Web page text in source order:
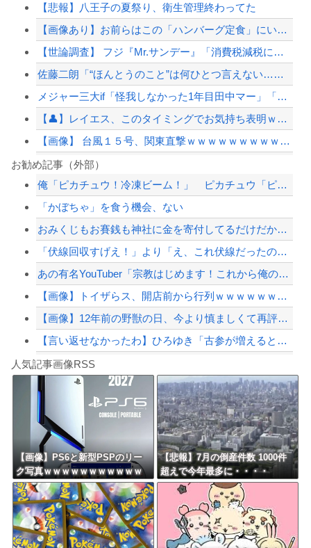
【悲報】八王子の夏祭り、衛生管理終わってた
【画像あり】お前らはこの「ハンバーグ定食」にいくら払える？
【世論調査】 フジ『Mr.サンデー』「消費税減税に反対が58％で賛成を上回る！」...
佐藤二朗「“ほんとうのこと”は何ひとつ言えない…」意味深投稿に憶測殺到
メジャー三大if「怪我しなかった1年目田中マー」「怪我しなかった1年目村上」
【👤】レイエス、このタイミングでお気持ち表明ｗｗｗ
【画像】 台風１５号、関東直撃ｗｗｗｗｗｗｗｗｗｗｗｗｗｗ
自信満々に政治番組に出演した某野党議員、他出演者からガバっぷりを指摘されて袋叩き...
ニチレイをサイバー攻撃したハッカー集団「ランサムウェア」 個人情報など20万件以...
【配信者】「金バエ」のSNS更新が1週間途絶え、様々な憶測が飛び交う。1週間ぶり...
【緊急速報】NYで警官が黒人男性の首を絞め、暴動第二波不可避へ
Powered by livedoor 相互RSS
お勧め記事（外部）
俺「ピカチュウ！冷凍ビーム！」 ピカチュウ「ピカッ！？ピカピーカー」
「かぼちゃ」を食う機会、ない
おみくじもお賽銭も神社に金を寄付してるだけだからしないって言ったらひく？
「伏線回収すげえ！」より「え、これ伏線だったのかよ…」って後から気づく展開の方が...
あの有名YouTuber「宗教はじめます！これから俺のことは『教祖』って呼べ！お...
【画像】トイザらス、開店前から行列ｗｗｗｗｗｗｗｗｗｗｗｗｗｗｗｗ
【画像】12年前の野獣の日、今より慎ましくて再評価され始める
【言い返せなかったわ】ひろゆき「古参が増えるとそのジャンルは死ぬよね。すべてのジ...
【動画】メガネデブ、めちゃスムーズに無銭飲食してしまうｗｗｗｗ
8/4のニュース
日本旅行キャンセルすべきか…1万年ぶり史上最大級の火山の兆し＝韓国の反応
更新中止のお知らせ
人気記事画像RSS
【画像】PS6と新型PSPのリー
ク写真ｗｗｗｗｗｗｗｗｗｗｗ
ｗｗｗｗｗｗｗｗ
【悲報】7月の倒産件数 1000件
超えで今年最多に・・・・